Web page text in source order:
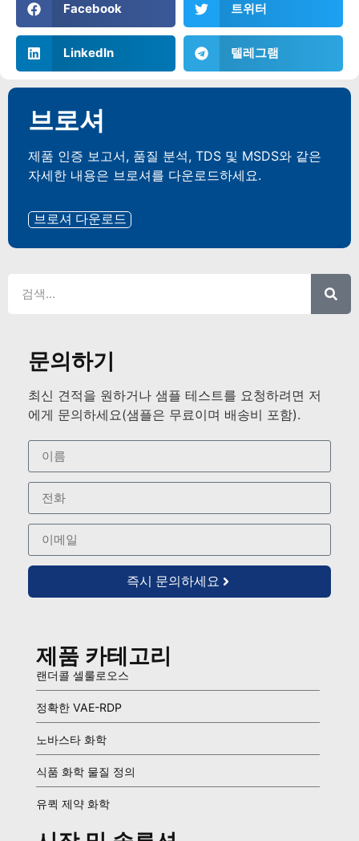
Facebook 트위터
LinkedIn 텔레그램
브로셔
제품 인증 보고서, 품질 분석, TDS 및 MSDS와 같은
자세한 내용은 브로셔를 다운로드하세요.
브로셔 다운로드
문의하기
최신 견적을 원하거나 샘플 테스트를 요청하려면 저
에게 문의하세요(샘플은 무료이며 배송비 포함).
즉시 문의하세요
제품 카테고리
랜더콜 셀룰로오스
정확한 VAE-RDP
노바스타 화학
식품 화학 물질 정의
유퀵 제약 화학